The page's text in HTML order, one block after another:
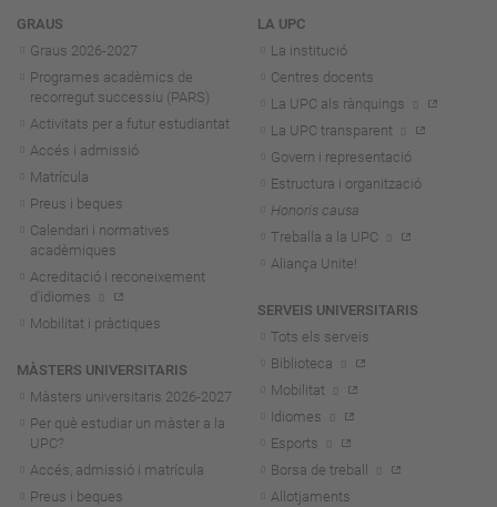
Navegació
GRAUS
Graus 2026-2027
Programes acadèmics de
recorregut successiu (PARS)
Activitats per a futur estudiantat
Accés i admissió
Matrícula
Preus i beques
Calendari i normatives
acadèmiques
Acreditació i reconeixement
d'idiomes
Mobilitat i pràctiques
MÀSTERS UNIVERSITARIS
Màsters universitaris 2026-2027
Per què estudiar un màster a la
UPC?
Accés, admissió i matrícula
Preus i beques
LA UPC
La institució
Centres docents
La UPC als rànquings
La UPC transparent
Govern i representació
Estructura i organització
Honoris causa
Treballa a la UPC
Aliança Unite!
SERVEIS UNIVERSITARIS
Tots els serveis
Biblioteca
Mobilitat
Idiomes
Esports
Borsa de treball
Allotjaments